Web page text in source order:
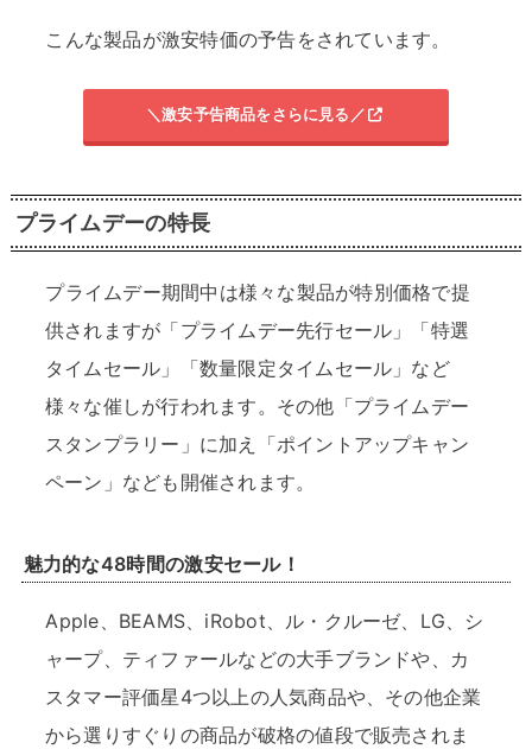
こんな製品が激安特価の予告をされています。
＼激安予告商品をさらに見る／
プライムデーの特長
プライムデー期間中は様々な製品が特別価格で提
供されますが「プライムデー先行セール」「特選
タイムセール」「数量限定タイムセール」など
様々な催しが行われます。その他「プライムデー
スタンプラリー」に加え「ポイントアップキャン
ペーン」なども開催されます。
魅力的な48時間の激安セール！
Apple、BEAMS、iRobot、ル・クルーゼ、LG、シ
ャープ、ティファールなどの大手ブランドや、カ
スタマー評価星4つ以上の人気商品や、その他企業
から選りすぐりの商品が破格の値段で販売されま